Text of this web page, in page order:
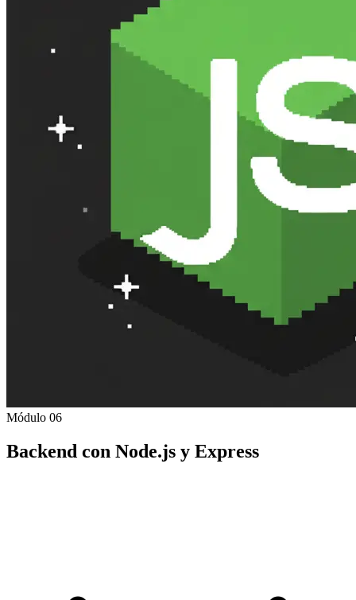
Módulo 06
Backend con Node.js y Express